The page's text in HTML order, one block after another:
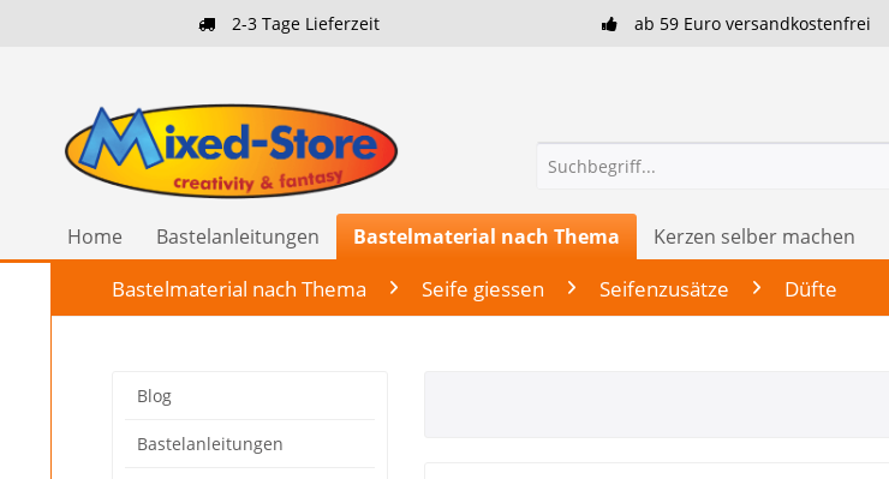
2-3 Tage Lieferzeit ab 59 Euro versandkostenfrei
Home Bastelanleitungen Bastelmaterial nach Thema Kerzen selber machen
Bastelmaterial nach Thema Seife giessen Seifenzusätze Düfte
Blog
Bastelanleitungen